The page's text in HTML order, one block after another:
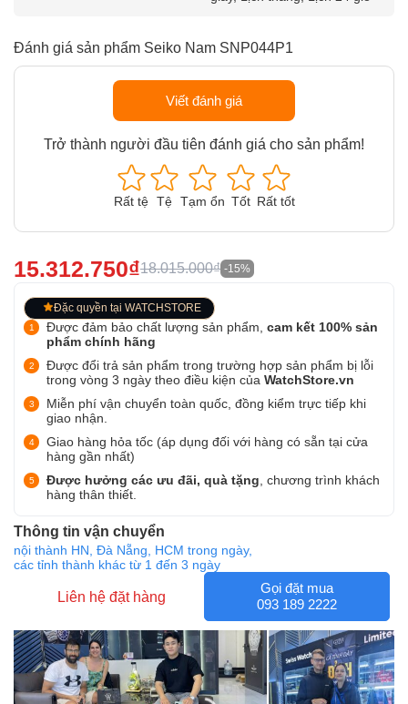
Đánh giá sản phẩm Seiko Nam SNP044P1
Viết đánh giá
Trở thành người đầu tiên đánh giá cho sản phẩm!
Rất tệ Tệ Tạm ổn Tốt Rất tốt
15.312.750₫18.015.000₫ -15%
Đặc quyền tại WATCHSTORE
Được đảm bảo chất lượng sản phẩm, cam kết 100% sản
phẩm chính hãng
Được đổi trả sản phẩm trong trường hợp sản phẩm bị lỗi
trong vòng 3 ngày theo điều kiện của WatchStore.vn
Miễn phí vận chuyển toàn quốc, đồng kiểm trực tiếp khi
giao nhận.
Giao hàng hỏa tốc (áp dụng đối với hàng có sẵn tại cửa
hàng gần nhất)
Được hưởng các ưu đãi, quà tặng , chương trình khách
hàng thân thiết.
Thông tin vận chuyển
nội thành HN, Đà Nẵng, HCM trong ngày,
các tỉnh thành khác từ 1 đến 3 ngày
Liên hệ đặt hàng
Gọi đặt mua
093 189 2222